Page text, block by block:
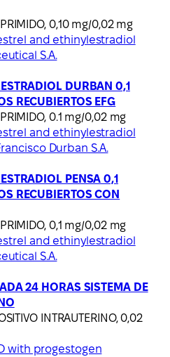
0,10 mg/0,02 mg
and ethinylestradiol
S.A.
DURBAN 0,1
RECUBIERTOS EFG
0.1 mg/0,02 mg
and ethinylestradiol
Durban S.A.
PENSA 0,1
RECUBIERTOS CON
0,1 mg/0,02 mg
and ethinylestradiol
S.A.
24 HORAS SISTEMA DE
INTRAUTERINO, 0,02
with progestogen